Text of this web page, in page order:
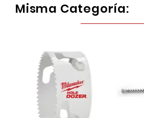
Misma Categoría: